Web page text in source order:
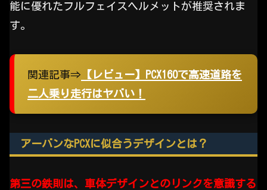
能に優れたフルフェイスヘルメットが推奨されま
す。
関連記事⇒ 【レビュー】PCX160で高速道路を
二人乗り走行はヤバい！
アーバンなPCXに似合うデザインとは？
第三の鉄則は、車体デザインとのリンクを意識する